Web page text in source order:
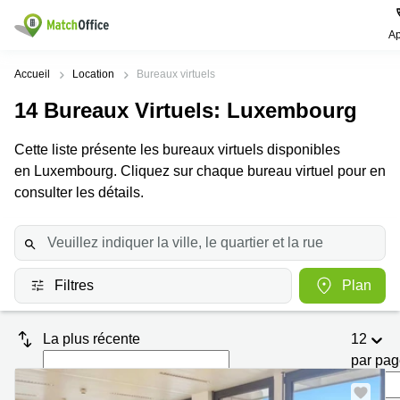
Rechercher / publier
Pages
produits
Bureau
d’affaires
Coworking
Salles
de
virtuel
Villes
Luxembourg
Esch-
Alzette
Senningerberg
Bertrange
Recherches
Сoworking
Luxembourg
réunion
Luxembourg
Coworking
Bertrange
d'affaires
Bureaux
Aide
Qui sommes-nous?
Prix
Connexion
Choisissez une langue
Luxembourg
Accueil Location Bureaux virtuels
14 Bureaux Virtuels: Luxembourg
Cette liste présente les bureaux virtuels disponibles
en Luxembourg. Cliquez sur chaque bureau virtuel pour en
consulter les détails.
Filtres Plan
La plus récente
12
par